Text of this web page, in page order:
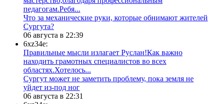
педагогам.Ребя...
​Что за механические руки, которые обнимают жителей
Сургута?
06 августа в 22:39
6xz34e:
Правильные мысли излагает Руслан!Как важно
находить грамотных специалистов во всех
областях.Хотелось...
Сургут может не заметить проблему, пока земля не
уйдет из-под ног
06 августа в 22:31